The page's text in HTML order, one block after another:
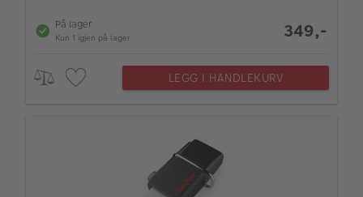
På lager
Kun 1 igjen på lager 349,-
LEGG I HANDLEKURV